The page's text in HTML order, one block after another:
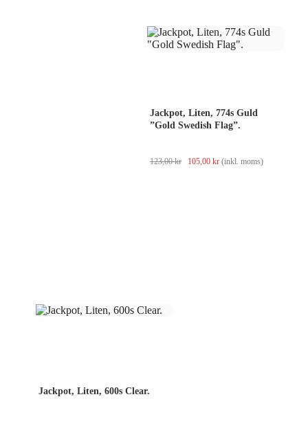
Jackpot, Liten, 774s Guld
”Gold Swedish Flag”.
123,00kr
Det
105,00 krDet
(inkl. moms)
Jackpot, Liten, 600s Clear.